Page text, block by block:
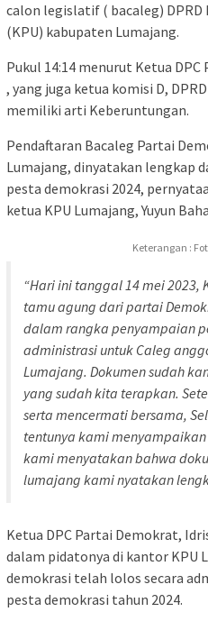
calon legislatif ( bacaleg)
(KPU) kabupaten Lumajang.
Pukul 14:14 menurut Ketua
, yang juga ketua komisi D,
memiliki arti Keberuntungan.
Pendaftaran Bacaleg Partai
Lumajang, dinyatakan lengkap
pesta demokrasi 2024,
ketua KPU Lumajang, Yuyun
Keterangan :
“Hari ini tanggal 14 mei
tamu agung dari partai
dalam rangka penyampaian
administrasi untuk Caleg
Lumajang. Dokumen sudah
yang sudah kita terapkan.
serta mencermati bersama,
tentunya kami
kami menyatakan bahwa
lumajang kami nyatakan
Ketua DPC Partai Demokrat,
dalam pidatonya di kantor KPU
demokrasi telah lolos secara
pesta demokrasi tahun 2024.